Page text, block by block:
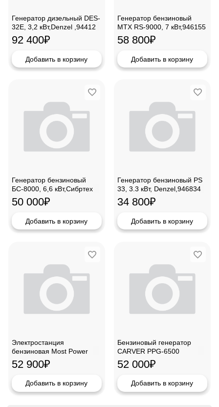
Генератор дизельный DES-
32E, 3,2 кВт,Denzel ,94412
92 400₽
Добавить в корзину
Генератор бензиновый
MTX RS-9000, 7 кВт,946155
58 800₽
Добавить в корзину
Генератор бензиновый
БС-8000, 6,6 кВт,Сибртех
94547
50 000₽
Добавить в корзину
Генератор бензиновый PS
33, 3.3 кВт, Denzel,946834
34 800₽
Добавить в корзину
Электростанция
бензиновая Most Power
G5000E(5.0-5.5квт)
52 900₽
Добавить в корзину
Бензиновый генератор
CARVER PPG-6500
52 000₽
Добавить в корзину